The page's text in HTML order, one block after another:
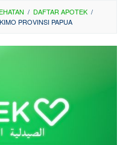
/ DAFTAR APOTEK /
PROVINSI PAPUA